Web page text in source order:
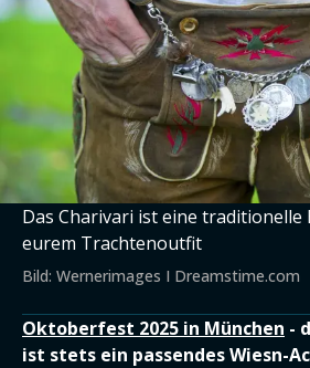
Das Charivari ist eine traditionelle
eurem Trachtenoutfit
Bild: Wernerimages I Dreamstime.com
Oktoberfest 2025 in München -
ist stets ein passendes Wiesn-